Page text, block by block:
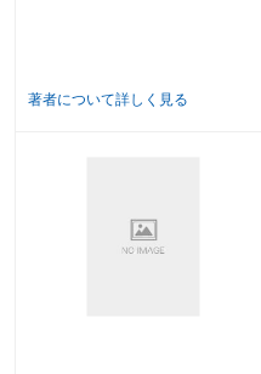
〔62〕 兄弟姉妹からの相続
著者について詳しく見る